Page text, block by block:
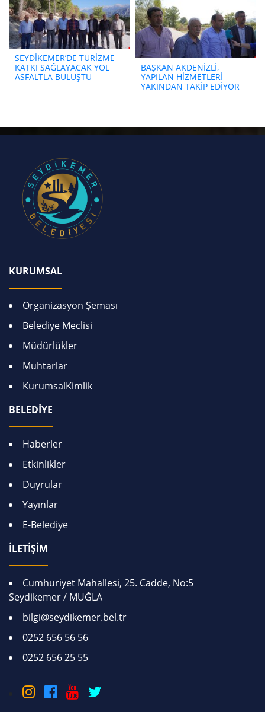
SEYDİKEMER’DE TURİZME
KATKI SAĞLAYACAK YOL
ASFALTLA BULUŞTU
BAŞKAN AKDENİZLİ,
YAPILAN HİZMETLERİ
YAKINDAN TAKİP EDİYOR
KURUMSAL
Organizasyon Şeması
Belediye Meclisi
Müdürlükler
Muhtarlar
KurumsalKimlik
BELEDİYE
Haberler
Etkinlikler
Duyrular
Yayınlar
E-Belediye
İLETİŞİM
Cumhuriyet Mahallesi, 25. Cadde, No:5
Seydikemer / MUĞLA
bilgi@seydikemer.bel.tr
0252 656 56 56
0252 656 25 55